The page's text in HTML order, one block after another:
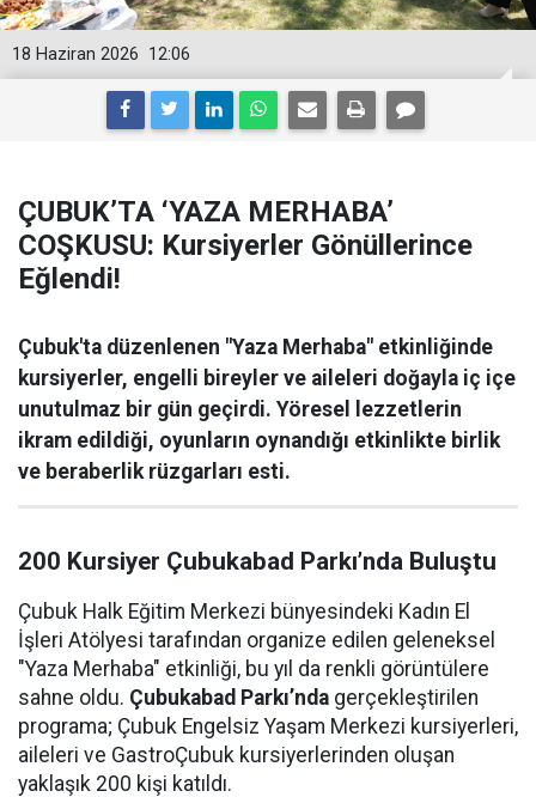
12:06
18 Haziran 2026
ÇUBUK’TA ‘YAZA MERHABA’
COŞKUSU: Kursiyerler Gönüllerince
Eğlendi!
Çubuk'ta düzenlenen "Yaza Merhaba" etkinliğinde
kursiyerler, engelli bireyler ve aileleri doğayla iç içe
unutulmaz bir gün geçirdi. Yöresel lezzetlerin
ikram edildiği, oyunların oynandığı etkinlikte birlik
ve beraberlik rüzgarları esti.
200 Kursiyer Çubukabad Parkı’nda Buluştu
Çubuk Halk Eğitim Merkezi bünyesindeki Kadın El
İşleri Atölyesi tarafından organize edilen geleneksel
"Yaza Merhaba" etkinliği, bu yıl da renkli görüntülere
sahne oldu. Çubukabad Parkı’nda gerçekleştirilen
programa; Çubuk Engelsiz Yaşam Merkezi kursiyerleri,
aileleri ve GastroÇubuk kursiyerlerinden oluşan
yaklaşık 200 kişi katıldı.